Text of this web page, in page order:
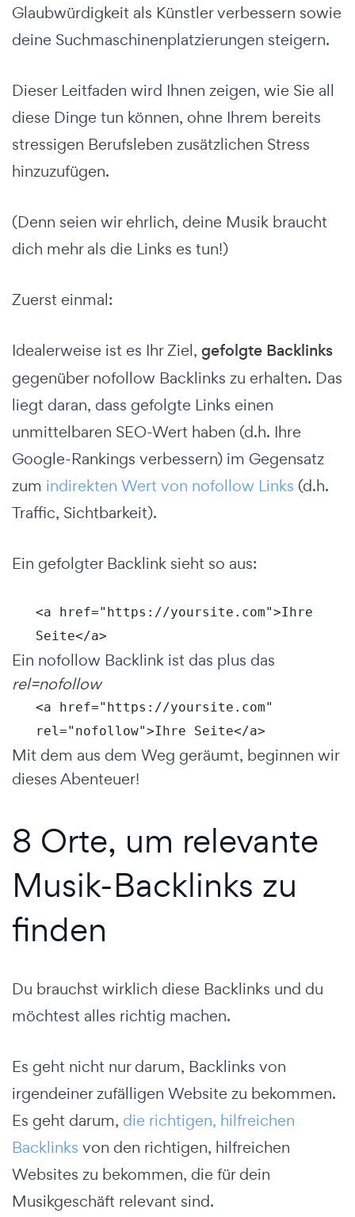
Glaubwürdigkeit als Künstler verbessern sowie
deine Suchmaschinenplatzierungen steigern.
Dieser Leitfaden wird Ihnen zeigen, wie Sie all
diese Dinge tun können, ohne Ihrem bereits
stressigen Berufsleben zusätzlichen Stress
hinzuzufügen.
(Denn seien wir ehrlich, deine Musik braucht
dich mehr als die Links es tun!)
Zuerst einmal:
Idealerweise ist es Ihr Ziel, gefolgte Backlinks
gegenüber nofollow Backlinks zu erhalten. Das
liegt daran, dass gefolgte Links einen
unmittelbaren SEO-Wert haben (d.h. Ihre
Google-Rankings verbessern) im Gegensatz
zum indirekten Wert von nofollow Links (d.h.
Traffic, Sichtbarkeit).
Ein gefolgter Backlink sieht so aus:
<a href="https://yoursite.com">Ihre
Seite</a>
Ein nofollow Backlink ist das plus das
rel=nofollow
<a href="https://yoursite.com"
rel="nofollow">Ihre Seite</a>
Mit dem aus dem Weg geräumt, beginnen wir
dieses Abenteuer!
8 Orte, um relevante
Musik-Backlinks zu
finden
Du brauchst wirklich diese Backlinks und du
möchtest alles richtig machen.
Es geht nicht nur darum, Backlinks von
irgendeiner zufälligen Website zu bekommen.
Es geht darum, die richtigen, hilfreichen
Backlinks von den richtigen, hilfreichen
Websites zu bekommen, die für dein
Musikgeschäft relevant sind.